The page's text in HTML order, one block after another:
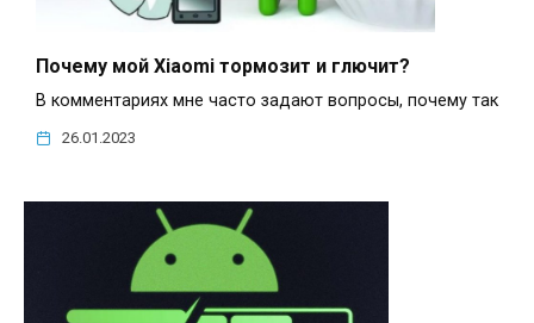
Почему мой Xiaomi тормозит и глючит?
В комментариях мне часто задают вопросы, почему так
26.01.2023